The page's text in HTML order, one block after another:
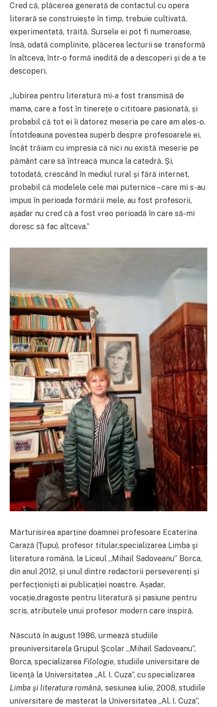
Cred că, plăcerea generată de contactul cu opera
literară se construiește în timp, trebuie cultivată,
experimentată, trăită. Sursele ei pot fi numeroase,
însă, odată complinite, plăcerea lecturii se transformă
în altceva, într-o formă inedită de a descoperi și de a te
descoperi.
„Iubirea pentru literatură mi-a fost transmisă de
mama, care a fost în tinerețe o cititoare pasionată, și
probabil că tot ei îi datorez meseria pe care am ales-o.
Întotdeauna povestea superb despre profesoarele ei,
încât trăiam cu impresia că nici nu există meserie pe
pământ care să întreacă munca la catedră. Și,
totodată, crescând în mediul rural și fără internet,
probabil că modelele cele mai puternice – care mi s-au
impus în perioada formării mele, au fost profesorii,
așadar nu cred că a fost vreo perioadă în care să-mi
doresc să fac altceva.”
Mărturisirea aparține doamnei profesoare Ecaterina
Carază (Țupu), profesor titular,specializarea Limba şi
literatura română, la Liceul ,,Mihail Sadoveanu” Borca,
din anul 2012, și unul dintre redactorii perseverenți și
perfecționiști ai publicației noastre. Așadar,
vocație,dragoste pentru literatură și pasiune pentru
scris, atributele unui profesor modern care inspiră.
Născută în august 1986, urmează studiile
preuniversitarela Grupul Şcolar ,,Mihail Sadoveanu”,
Borca, specializarea Filologie, studiile universitare de
licenţă la Universitatea „Al. I. Cuza”, cu specializarea
Limba şi literatura română, sesiunea iulie, 2008, studiile
universitare de masterat la Universitatea „Al. I. Cuza”,